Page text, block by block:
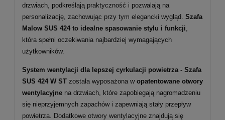
drzwiach, podkreślają praktyczność i pozwalają na
personalizację, zachowując przy tym elegancki wygląd. Szafa
Malow SUS 424 to idealne spasowanie stylu i funkcji
która spełni oczekiwania najbardziej wymagających
użytkowników.
System wentylacji dla lepszej cyrkulacji powietrza - Szafa
SUS 424 W ST została wyposażona w opatentowane otwory
wentylacyjne na drzwiach, które zapobiegają nagromadzeniu
się nieprzyjemnych zapachów i zapewniają stały przepływ
powietrza. Dodatkowe otwory wentylacyjne znajdują się